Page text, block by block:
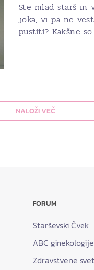
Ste mlad starš in
joka, vi pa ne
pustiti? Kakšne
NALOŽI VEČ
FORUM
Starševski Čvek
ABC
Zdravstvene